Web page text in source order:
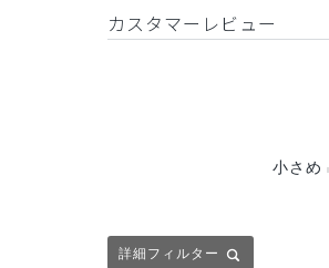
カスタマーレビュー
小さめ
詳細フィルター